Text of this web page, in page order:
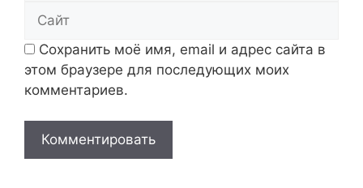
Сохранить моё имя, email и адрес сайта в
этом браузере для последующих моих
комментариев.